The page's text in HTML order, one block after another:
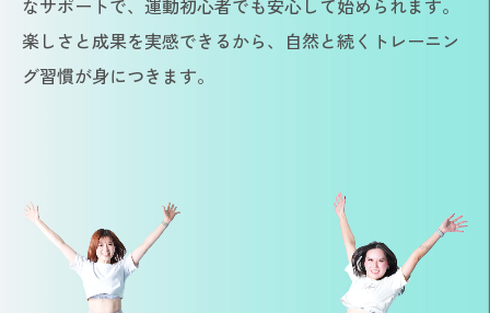
楽しさと成果を実感できるから、自然と続くトレーニン
グ習慣が身につきます。